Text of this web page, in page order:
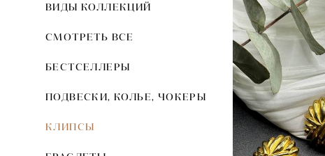
ВИДЫ КОЛЛЕКЦИЙ
СМОТРЕТЬ ВСЕ
БЕСТСЕЛЛЕРЫ
ПОДВЕСКИ, КОЛЬЕ, ЧОКЕРЫ
КЛИПСЫ